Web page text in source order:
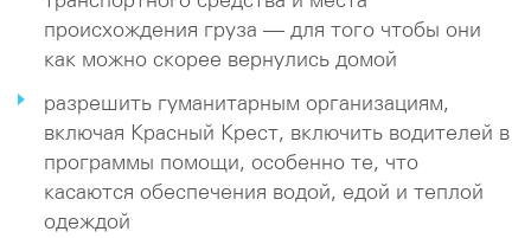
происхождения груза — для того чтобы они
как можно скорее вернулись домой
разрешить гуманитарным организациям,
включая Красный Крест, включить водителей в
программы помощи, особенно те, что
касаются обеспечения водой, едой и теплой
одеждой